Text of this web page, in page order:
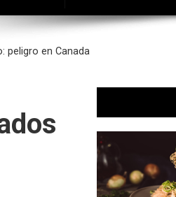
peligro en Canada